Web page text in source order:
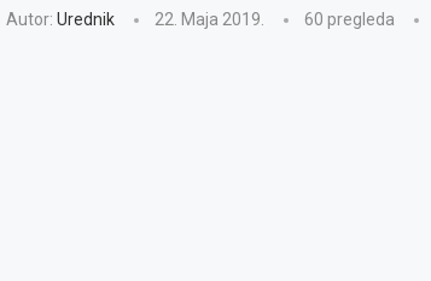
Autor: Urednik 22. Maja 2019. 60 pregleda